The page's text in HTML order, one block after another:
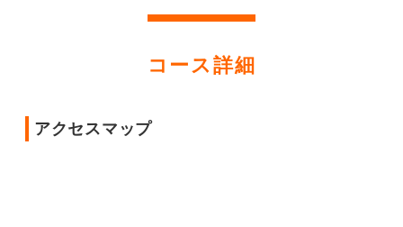
コース詳細
アクセスマップ